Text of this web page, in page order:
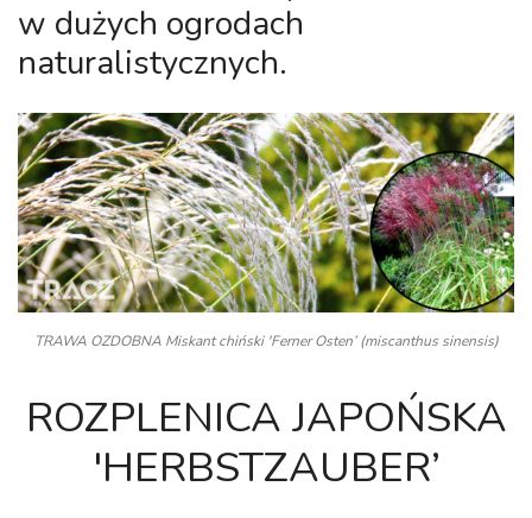
w dużych ogrodach
naturalistycznych.
TRAWA OZDOBNA Miskant chiński 'Ferner Osten’ (miscanthus sinensis)
ROZPLENICA JAPOŃSKA
'HERBSTZAUBER’